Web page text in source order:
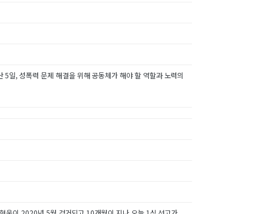
일, 성폭력 문제 해결을 위해 공동체가 해야 할 역할과 노력의